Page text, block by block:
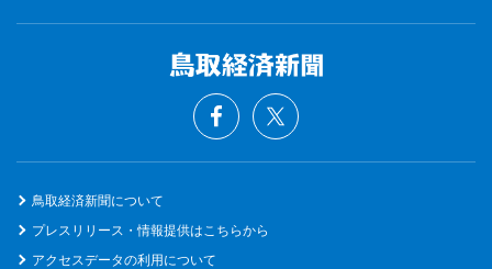
鳥取経済新聞について
プレスリリース・情報提供はこちらから
アクセスデータの利用について